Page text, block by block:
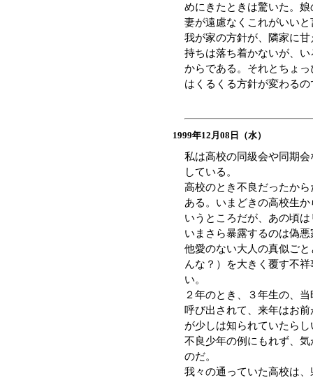
めにきたときは驚いた。
妻が遠慮なくこれがいい
我が家の方針が、隣家に
持ちは落ち着かないが、
からである。それとちょ
はくるくる方針が変わるの
1999年12月08日（水）
私は高校の同級会や同期
している。
高校のとき不良だったか
ある。いまどきの高校生
いうところだが、あの頃
いまさら暴露するのは偽
他愛のない大人の真似ご
んな？）を大きく覆す不
い。
２年のとき、３年生の、
呼び出されて、来年はお
が少しは知られていたらし
不良少年の例にもれず、
のだ。
我々の通っていた高校は